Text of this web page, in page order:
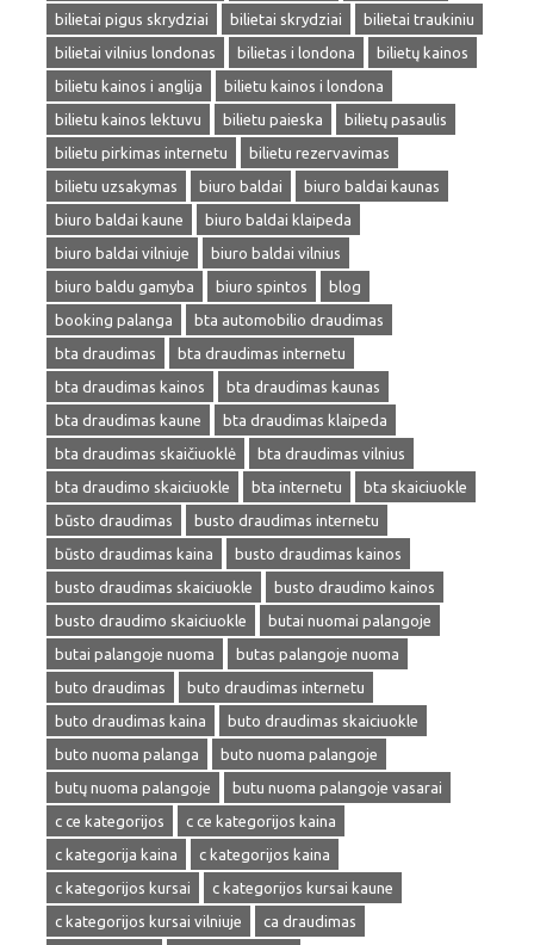
bilietai pigus skrydziai
bilietai skrydziai
bilietai traukiniu
bilietai vilnius londonas
bilietas i londona
bilietų kainos
bilietu kainos i anglija
bilietu kainos i londona
bilietu kainos lektuvu
bilietu paieska
bilietų pasaulis
bilietu pirkimas internetu
bilietu rezervavimas
bilietu uzsakymas
biuro baldai
biuro baldai kaunas
biuro baldai kaune
biuro baldai klaipeda
biuro baldai vilniuje
biuro baldai vilnius
biuro baldu gamyba
biuro spintos
blog
booking palanga
bta automobilio draudimas
bta draudimas
bta draudimas internetu
bta draudimas kainos
bta draudimas kaunas
bta draudimas kaune
bta draudimas klaipeda
bta draudimas skaičiuoklė
bta draudimas vilnius
bta draudimo skaiciuokle
bta internetu
bta skaiciuokle
būsto draudimas
busto draudimas internetu
būsto draudimas kaina
busto draudimas kainos
busto draudimas skaiciuokle
busto draudimo kainos
busto draudimo skaiciuokle
butai nuomai palangoje
butai palangoje nuoma
butas palangoje nuoma
buto draudimas
buto draudimas internetu
buto draudimas kaina
buto draudimas skaiciuokle
buto nuoma palanga
buto nuoma palangoje
butų nuoma palangoje
butu nuoma palangoje vasarai
c ce kategorijos
c ce kategorijos kaina
c kategorija kaina
c kategorijos kaina
c kategorijos kursai
c kategorijos kursai kaune
c kategorijos kursai vilniuje
ca draudimas